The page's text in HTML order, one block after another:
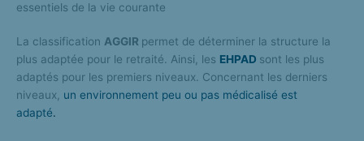
essentiels de la vie courante
La classification AGGIR permet de déterminer la structure la
plus adaptée pour le retraité. Ainsi, les EHPAD sont les plus
adaptés pour les premiers niveaux. Concernant les derniers
niveaux, un environnement peu ou pas médicalisé est
adapté.